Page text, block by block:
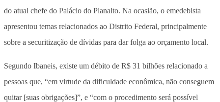
do atual chefe do Palácio do Planalto. Na ocasião, o emedebista
apresentou temas relacionados ao Distrito Federal, principalmente
sobre a securitização de dívidas para dar folga ao orçamento local.
Segundo Ibaneis, existe um débito de R$ 31 bilhões relacionado a
pessoas que, “em virtude da dificuldade econômica, não conseguem
quitar [suas obrigações]”, e “com o procedimento será possível